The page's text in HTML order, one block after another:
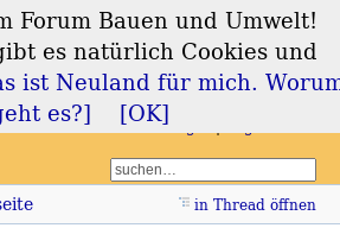
Bauen und
in Thread öffnen
Forum Bauen und Umwelt!
es natürlich Cookies und
ist Neuland für mich.
es?]
[OK]